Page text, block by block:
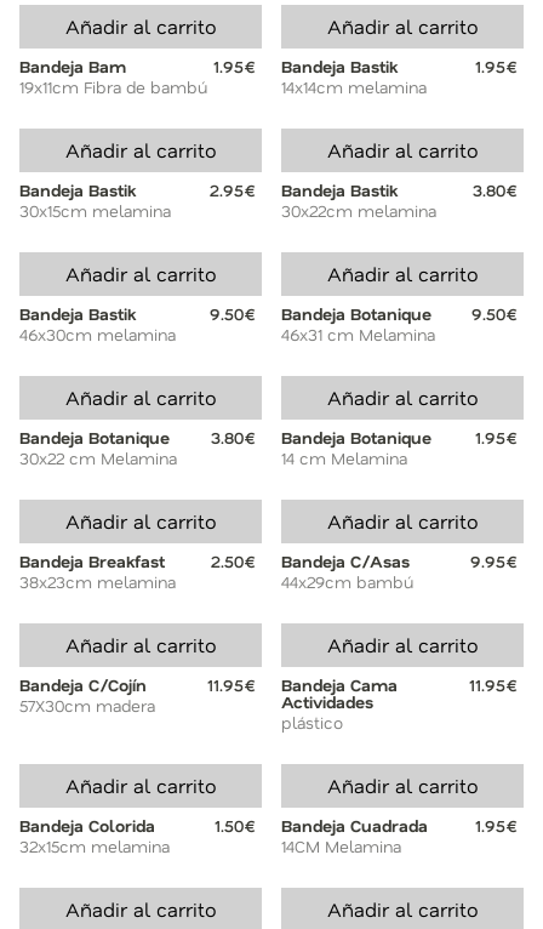
Añadir al carrito
Bandeja Bam
1.95€
19x11cm Fibra de bambú
Añadir al carrito
Bandeja Bastik
1.95€
14x14cm melamina
Añadir al carrito
Bandeja Bastik
2.95€
30x15cm melamina
Añadir al carrito
Bandeja Bastik
3.80€
30x22cm melamina
Añadir al carrito
Bandeja Bastik
9.50€
46x30cm melamina
Añadir al carrito
Bandeja Botanique
9.50€
46x31 cm Melamina
Añadir al carrito
Bandeja Botanique
3.80€
30x22 cm Melamina
Añadir al carrito
Bandeja Botanique
1.95€
14 cm Melamina
Añadir al carrito
Bandeja Breakfast
2.50€
38x23cm melamina
Añadir al carrito
Bandeja C/Asas
9.95€
44x29cm bambú
Añadir al carrito
Bandeja C/Cojín
11.95€
57X30cm madera
Añadir al carrito
Bandeja Cama
Actividades
11.95€
plástico
Añadir al carrito
Bandeja Colorida
1.50€
32x15cm melamina
Añadir al carrito
Bandeja Cuadrada
1.95€
14CM Melamina
Añadir al carrito Añadir al carrito